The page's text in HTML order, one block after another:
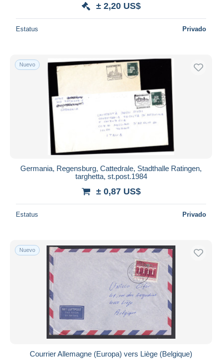
± 2,20 US$
Estatus Privado
Nuevo
Germania, Regensburg, Cattedrale, Stadthalle Ratingen,
targhetta, st.post.1984
± 0,87 US$
Estatus Privado
Nuevo
Courrier Allemagne (Europa) vers Liège (Belgique)